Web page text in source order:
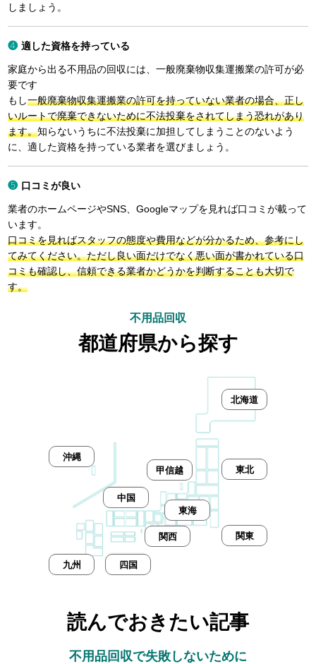
しましょう。
適した資格を持っている
家庭から出る不用品の回収には、一般廃棄物収集運搬業の許可が必
要です
もし一般廃棄物収集運搬業の許可を持っていない業者の場合、正し
いルートで廃棄できないために不法投棄をされてしまう恐れがあり
ます。知らないうちに不法投棄に加担してしまうことのないよう
に、適した資格を持っている業者を選びましょう。
口コミが良い
業者のホームページやSNS、Googleマップを見れば口コミが載って
います。
口コミを見ればスタッフの態度や費用などが分かるため、参考にし
てみてください。ただし良い面だけでなく悪い面が書かれている口
コミも確認し、信頼できる業者かどうかを判断することも大切で
す。
不用品回収
都道府県から探す
北海道
東北
甲信越
東海
関東
関西
中国
四国
九州
沖縄
読んでおきたい記事
不用品回収で失敗しないために